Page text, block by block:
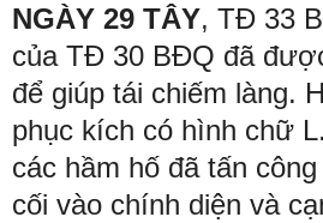
NGÀY 29 TÂY, TĐ 33
của TĐ 30 BĐQ đã
để giúp tái chiếm làng.
phục kích có hình chữ
các hầm hố đã tấn
cối vào chính diện và